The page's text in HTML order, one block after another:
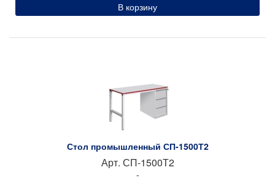
В корзину
Стол промышленный СП-1500Т2
Арт. СП-1500Т2
-